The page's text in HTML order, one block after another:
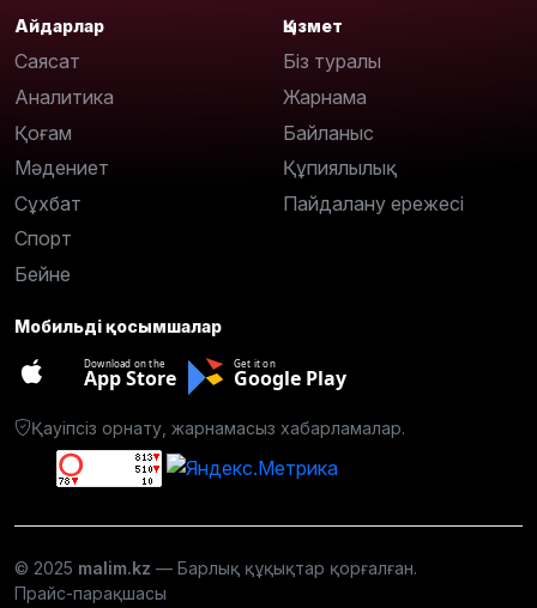
Айдарлар
Саясат
Аналитика
Қоғам
Мәдениет
Сұхбат
Спорт
Бейне
Қызмет
Біз туралы
Жарнама
Байланыс
Құпиялылық
Пайдалану ережесі
Мобильді қосымшалар
Download on the
App Store
Get it on
Google Play
Қауіпсіз орнату, жарнамасыз хабарламалар.
© 2025 malim.kz — Барлық құқықтар қорғалған.
Прайс-парақшасы